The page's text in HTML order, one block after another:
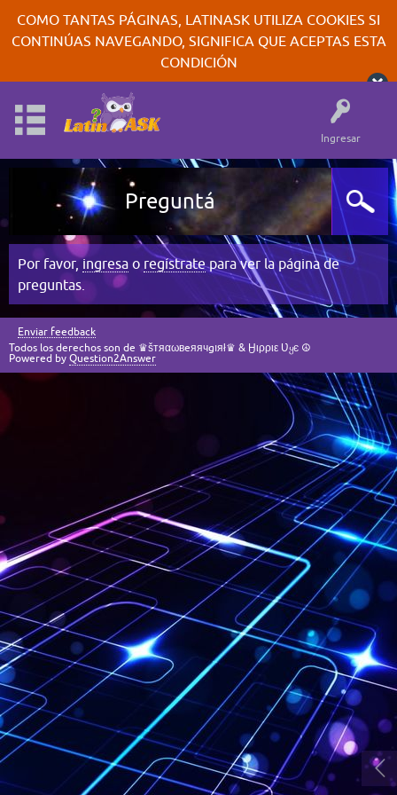
COMO TANTAS PÁGINAS, LATINASK UTILIZA COOKIES SI
CONTINÚAS NAVEGANDO, SIGNIFICA QUE ACEPTAS ESTA
CONDICIÓN
Ingresar
Preguntá
Por favor,ingresa o regístratepara ver la página de
preguntas.
Enviar feedback
Todos los derechos son de ♛šтяαωвeяячgıяł♛ & Ӈιρριε Ʋყє ☮
Powered by Question2Answer